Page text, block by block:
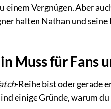
einem Vergnügen. Aber
halten Nathan und seine
Muss für Fans
-Reihe bist oder gerade
einige Gründe, warum